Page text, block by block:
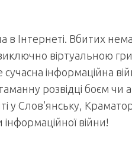
в Інтернеті. Вбитих
віртуальною
інформаційна
розвідці боєм чи
у Слов’янську,
війни!